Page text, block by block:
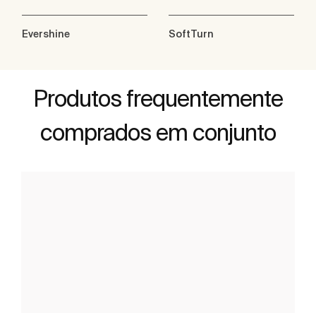
Evershine SoftTurn
Produtos frequentemente
comprados em conjunto